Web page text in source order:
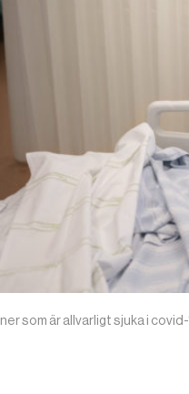
som är allvarligt sjuka i